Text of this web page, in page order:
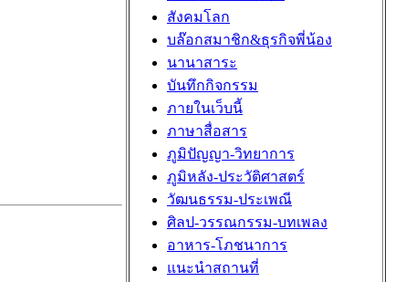
สังคมโลก
บล๊อกสมาชิก&ธุรกิจพี่น้อง
นานาสาระ
บันทึกกิจกรรม
ภายในเว็บนี้
ภาษาสื่อสาร
ภูมิปัญญา-วิทยาการ
ภูมิหลัง-ประวัติศาสตร์
วัฒนธรรม-ประเพณี
ศิลป-วรรณกรรม-บทเพลง
อาหาร-โภชนาการ
แนะนำสถานที่